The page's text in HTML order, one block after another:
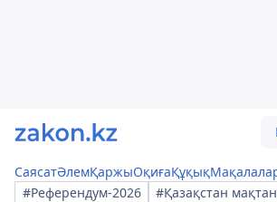
СаясатӘлемҚаржыОқиғаҚұқық
#Референдум-2026
#Қазақстан